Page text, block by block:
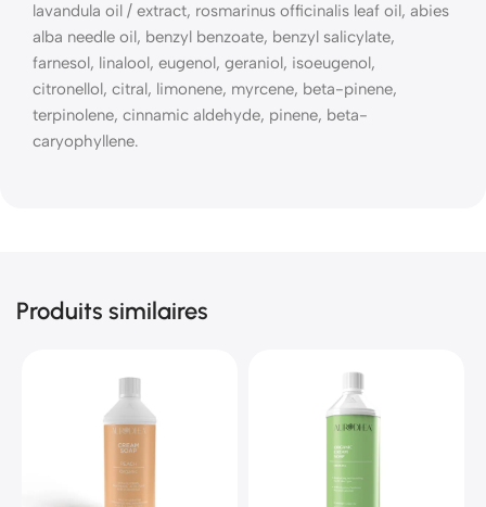
lavandula oil / extract, rosmarinus officinalis leaf oil, abies
alba needle oil, benzyl benzoate, benzyl salicylate,
farnesol, linalool, eugenol, geraniol, isoeugenol,
citronellol, citral, limonene, myrcene, beta-pinene,
terpinolene, cinnamic aldehyde, pinene, beta-
caryophyllene.
Produits similaires